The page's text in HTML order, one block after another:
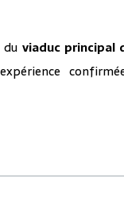
duviaduc principal